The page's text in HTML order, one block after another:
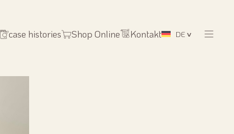
case histories Shop Online Kontakt DE